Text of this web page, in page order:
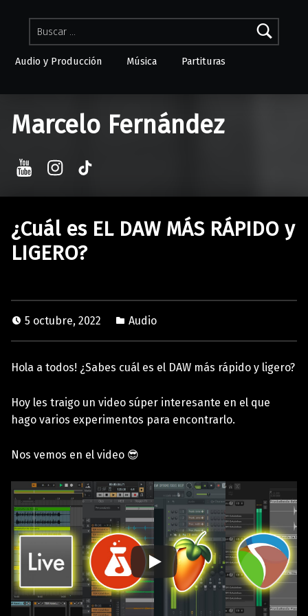
Buscar:
Audio y Producción Música Partituras
Marcelo Fernández
YouTube
¿Cuál es EL DAW MÁS RÁPIDO y
LIGERO?
5 octubre, 2022 Audio
Hola a todos! ¿Sabes cuál es el DAW más rápido y ligero?
Hoy les traigo un video súper interesante en el que
hago varios experimentos para encontrarlo.
Nos vemos en el video 😎